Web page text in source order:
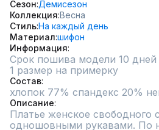
Сезон Демисезон
Коллекция Весна
СтильНа каждый день
Материал шифон
Информация
Срок пошива модели 10 дней
1 размер на примерку
Состав
хлопок 77% спандекс 20%
Описание
Платье женское свободного
одношовными рукавами. По